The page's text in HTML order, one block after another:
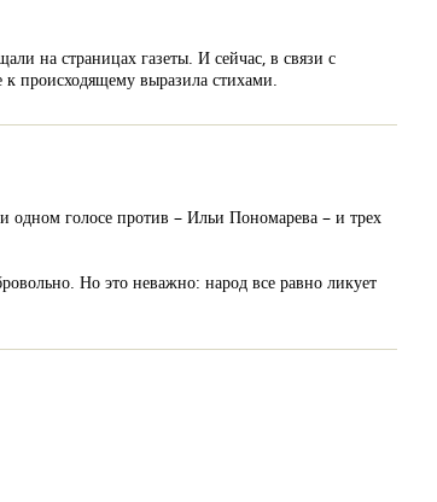
на страницах газеты. И сейчас, в связи с
происходящему выразила стихами.
одном голосе против – Ильи Пономарева – и трех
Но это неважно: народ все равно ликует